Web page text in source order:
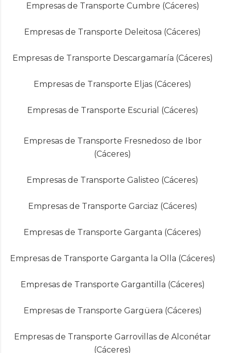
Empresas de Transporte Cumbre (Cáceres)
Empresas de Transporte Deleitosa (Cáceres)
Empresas de Transporte Descargamaría (Cáceres)
Empresas de Transporte Eljas (Cáceres)
Empresas de Transporte Escurial (Cáceres)
Empresas de Transporte Fresnedoso de Ibor
(Cáceres)
Empresas de Transporte Galisteo (Cáceres)
Empresas de Transporte Garciaz (Cáceres)
Empresas de Transporte Garganta (Cáceres)
Empresas de Transporte Garganta la Olla (Cáceres)
Empresas de Transporte Gargantilla (Cáceres)
Empresas de Transporte Gargüera (Cáceres)
Empresas de Transporte Garrovillas de Alconétar
(Cáceres)